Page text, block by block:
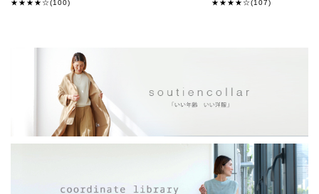
★★★★☆(100)
★★★★☆(107)